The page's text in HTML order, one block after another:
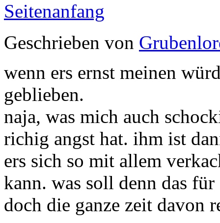
Seitenanfang
Geschrieben von
wenn ers ernst meinen
geblieben.
naja, was mich auch
richig angst hat. ihm ist
ers sich so mit allem
kann. was soll denn das
doch die ganze zeit davon